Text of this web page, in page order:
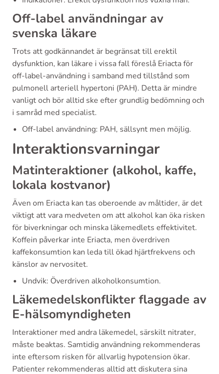
Off-label användningar av
svenska läkare
Trots att godkännandet är begränsat till erektil
dysfunktion, kan läkare i vissa fall föreslå Eriacta för
off-label-användning i samband med tillstånd som
pulmonell arteriell hypertoni (PAH). Detta är mindre
vanligt och bör alltid ske efter grundlig bedömning och
i samråd med specialist.
Off-label användning: PAH, sällsynt men möjlig.
Interaktionsvarningar
Matinteraktioner (alkohol, kaffe,
lokala kostvanor)
Även om Eriacta kan tas oberoende av måltider, är det
viktigt att vara medveten om att alkohol kan öka risken
för biverkningar och minska läkemedlets effektivitet.
Koffein påverkar inte Eriacta, men överdriven
kaffekonsumtion kan leda till ökad hjärtfrekvens och
känslor av nervositet.
Undvik: Överdriven alkoholkonsumtion.
Läkemedelskonflikter flaggade av
E-hälsomyndigheten
Interaktioner med andra läkemedel, särskilt nitrater,
måste beaktas. Samtidig användning rekommenderas
inte eftersom risken för allvarlig hypotension ökar.
Patienter rekommenderas alltid att diskutera sina